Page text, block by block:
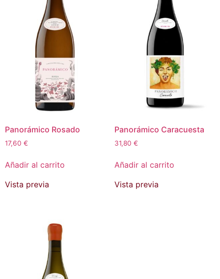
Panorámico Rosado
17,60 €
Añadir al carrito
Vista previa
Panorámico Caracuesta
31,80 €
Añadir al carrito
Vista previa